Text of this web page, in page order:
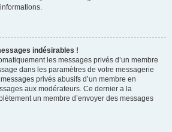
indésirables !
les messages privés d’un membre
dans les paramètres de votre messagerie
privés abusifs d’un membre en
aux modérateurs. Ce dernier a la
un membre d’envoyer des messages